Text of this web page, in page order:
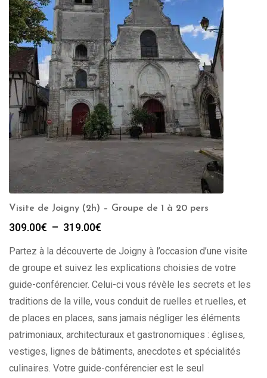
Visite de Joigny (2h) – Groupe de 1 à 20 pers
309.00€ – 319.00€
prix :
309.00€
à
319.00€
Partez à la découverte de Joigny à l’occasion d’une visite
de groupe et suivez les explications choisies de votre
guide-conférencier. Celui-ci vous révèle les secrets et les
traditions de la ville, vous conduit de ruelles et ruelles, et
de places en places, sans jamais négliger les éléments
patrimoniaux, architecturaux et gastronomiques : églises,
vestiges, lignes de bâtiments, anecdotes et spécialités
culinaires. Votre guide-conférencier est le seul